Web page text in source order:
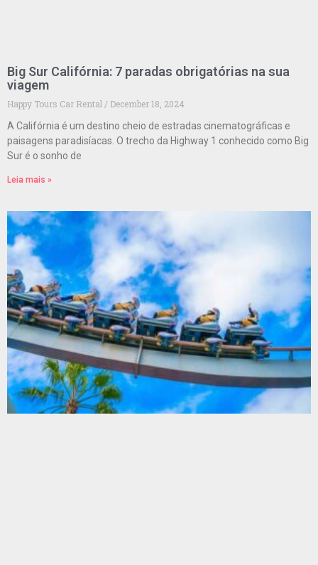
Big Sur Califórnia: 7 paradas obrigatórias na sua
viagem
Happy Tours Car Rental
December 18, 2024
A Califórnia é um destino cheio de estradas cinematográficas e
paisagens paradisíacas. O trecho da Highway 1 conhecido como Big
Sur é o sonho de
Leia mais »